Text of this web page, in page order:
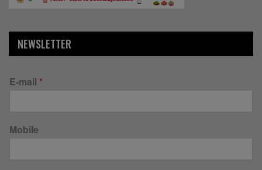
NEWSLETTER
E-mail *
Mobile